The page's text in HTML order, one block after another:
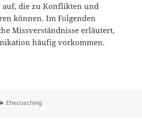
auf, die zu Konflikten und
können. Im Folgenden
Missverständnisse erläutert,
häufig vorkommen.
Teil 8 – Missverständnisse
Kategorien
Ehecoaching